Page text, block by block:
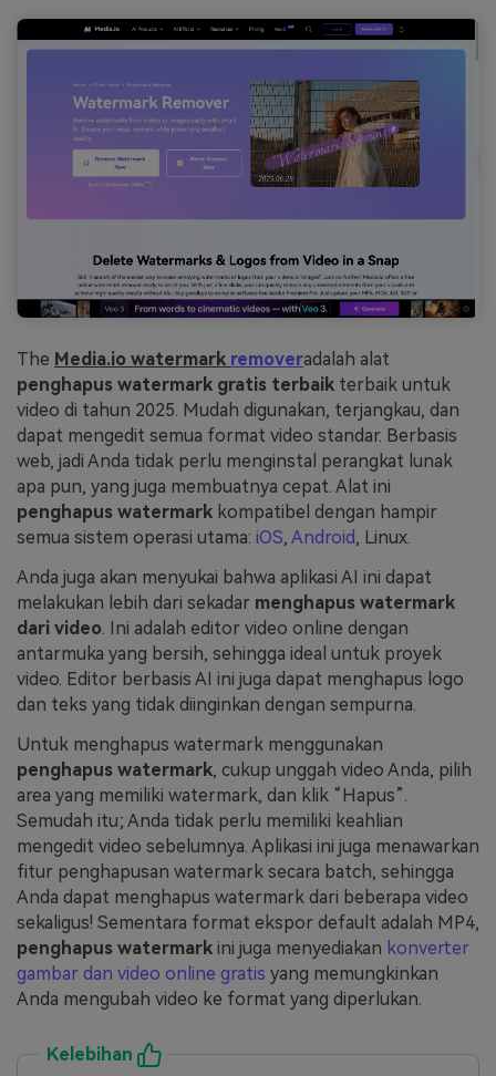
The Media.io watermark removeradalah alat
penghapus watermark gratis terbaik terbaik untuk
video di tahun 2025. Mudah digunakan, terjangkau, dan
dapat mengedit semua format video standar. Berbasis
web, jadi Anda tidak perlu menginstal perangkat lunak
apa pun, yang juga membuatnya cepat. Alat ini
penghapus watermark kompatibel dengan hampir
semua sistem operasi utama: iOS, Android, Linux.
Anda juga akan menyukai bahwa aplikasi AI ini dapat
melakukan lebih dari sekadar menghapus watermark
dari video . Ini adalah editor video online dengan
antarmuka yang bersih, sehingga ideal untuk proyek
video. Editor berbasis AI ini juga dapat menghapus logo
dan teks yang tidak diinginkan dengan sempurna.
Untuk menghapus watermark menggunakan
penghapus watermark, cukup unggah video Anda, pilih
area yang memiliki watermark, dan klik “Hapus”.
Semudah itu; Anda tidak perlu memiliki keahlian
mengedit video sebelumnya. Aplikasi ini juga menawarkan
fitur penghapusan watermark secara batch, sehingga
Anda dapat menghapus watermark dari beberapa video
sekaligus! Sementara format ekspor default adalah MP4,
penghapus watermark ini juga menyediakan konverter
gambar dan video online gratis yang memungkinkan
Anda mengubah video ke format yang diperlukan.
Kelebihan